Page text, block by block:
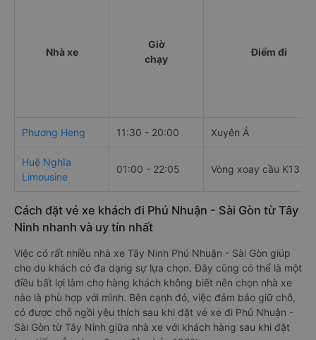
Nhà xe
Giờ
chạy
Điểm đi
Phương Heng 11:30 - 20:00 Xuyên Á
Huệ Nghĩa
Limousine
01:00 - 22:05 Vòng xoay cầu K13
Cách đặt vé xe khách đi Phú Nhuận - Sài Gòn từ Tây
Ninh nhanh và uy tín nhất
Việc có rất nhiều nhà xe Tây Ninh Phú Nhuận - Sài Gòn giúp
cho du khách có đa dạng sự lựa chọn. Đây cũng có thể là một
điều bất lợi làm cho hàng khách không biết nên chọn nhà xe
nào là phù hợp với mình. Bên cạnh đó, việc đảm bảo giữ chỗ,
có được chỗ ngồi yêu thích sau khi đặt vé xe đi Phú Nhuận -
Sài Gòn từ Tây Ninh giữa nhà xe với khách hàng sau khi đặt